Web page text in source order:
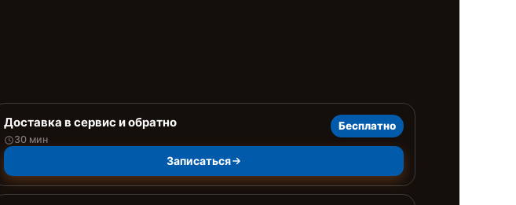
Доставка в сервис и обратно
30 мин
Бесплатно
Записаться